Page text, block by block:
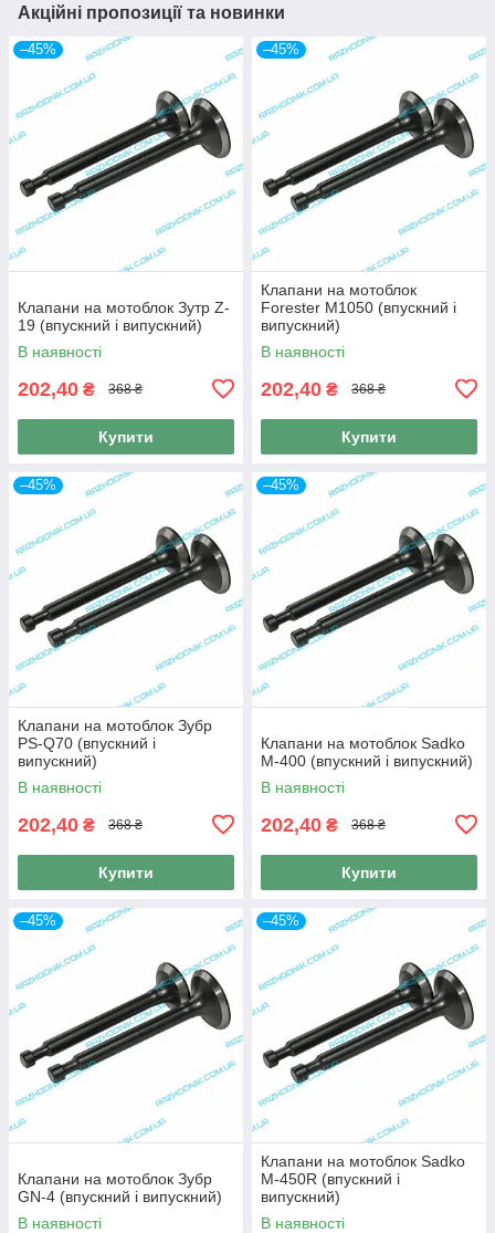
Акційні пропозиції та новинки
–45%
Клапани на мотоблок Зутр Z-
19 (впускний і випускний)
В наявності
202,40 ₴ 368 ₴
Купити
–45%
Клапани на мотоблок
Forester M1050 (впускний і
випускний)
В наявності
202,40 ₴ 368 ₴
Купити
–45%
Клапани на мотоблок Зубр
PS-Q70 (впускний і
випускний)
В наявності
202,40 ₴ 368 ₴
Купити
–45%
Клапани на мотоблок Sadko
M-400 (впускний і випускний)
В наявності
202,40 ₴ 368 ₴
Купити
–45%
Клапани на мотоблок Зубр
GN-4 (впускний і випускний)
В наявності
–45%
Клапани на мотоблок Sadko
M-450R (впускний і
випускний)
В наявності